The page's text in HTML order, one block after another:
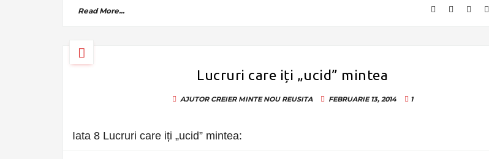
Read More...
Lucruri care iți „ucid” mintea
AJUTOR CREIER MINTE NOU REUSITA FEBRUARIE 13, 2014 1
Iata 8 Lucruri care iți „ucid” mintea: